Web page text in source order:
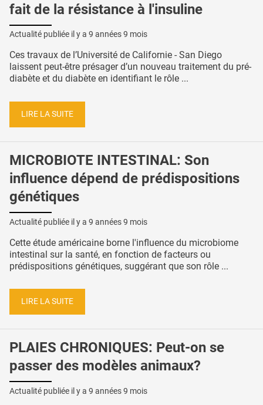
fait de la résistance à l'insuline
Actualité publiée il y a 9 années 9 mois
Ces travaux de l’Université de Californie - San Diego
laissent peut-être présager d’un nouveau traitement du pré-
diabète et du diabète en identifiant le rôle ...
LIRE LA SUITE
MICROBIOTE INTESTINAL: Son
influence dépend de prédispositions
génétiques
Actualité publiée il y a 9 années 9 mois
Cette étude américaine borne l'influence du microbiome
intestinal sur la santé, en fonction de facteurs ou
prédispositions génétiques, suggérant que son rôle ...
LIRE LA SUITE
PLAIES CHRONIQUES: Peut-on se
passer des modèles animaux?
Actualité publiée il y a 9 années 9 mois